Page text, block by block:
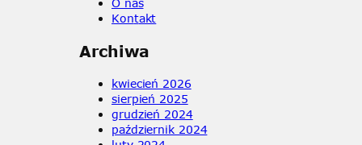
O nas
Kontakt
Archiwa
kwiecień 2026
sierpień 2025
grudzień 2024
październik 2024